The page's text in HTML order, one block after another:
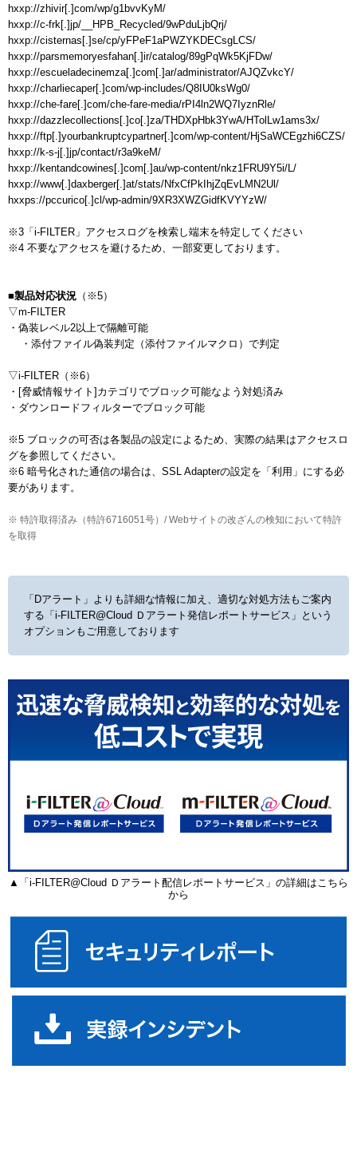
hxxp://zhivir[.]com/wp/g1bvvKyM/
hxxp://c-frk[.]jp/__HPB_Recycled/9wPduLjbQrj/
hxxp://cisternas[.]se/cp/yFPeF1aPWZYKDECsgLCS/
hxxp://parsmemoryesfahan[.]ir/catalog/89gPqWk5KjFDw/
hxxp://escueladecinemza[.]com[.]ar/administrator/AJQZvkcY/
hxxp://charliecaper[.]com/wp-includes/Q8IU0ksWg0/
hxxp://che-fare[.]com/che-fare-media/rPI4ln2WQ7IyznRle/
hxxp://dazzlecollections[.]co[.]za/THDXpHbk3YwA/HTolLw1ams3x/
hxxp://ftp[.]yourbankruptcypartner[.]com/wp-content/HjSaWCEgzhi6CZS/
hxxp://k-s-j[.]jp/contact/r3a9keM/
hxxp://kentandcowines[.]com[.]au/wp-content/nkz1FRU9Y5i/L/
hxxp://www[.]daxberger[.]at/stats/NfxCfPkIhjZqEvLMN2Ul/
hxxps://pccurico[.]cl/wp-admin/9XR3XWZGidfKVYYzW/
※3「i-FILTER」アクセスログを検索し端末を特定してください
※4 不要なアクセスを避けるため、一部変更しております。
■製品対応状況 （※5）
▽m-FILTER
・偽装レベル2以上で隔離可能
▽i-FILTER（※6）
・[脅威情報サイト]カテゴリでブロック可能なよう対処済み
・ダウンロードフィルターでブロック可能
※5 ブロックの可否は各製品の設定によるため、実際の結果はアクセスロ
グを参照してください。
※6 暗号化された通信の場合は、SSL Adapterの設定を「利用」にする必
要があります。
※ 特許取得済み（特許6716051号）/ Webサイトの改ざんの検知において特許
を取得
「Dアラート」よりも詳細な情報に加え、適切な対処方法もご案内
する 「i-FILTER@Cloud Ｄアラート発信レポートサービス」という
オプションもご用意しております
▲「i-FILTER@Cloud Ｄアラート配信レポートサービス」の詳細はこちら
から